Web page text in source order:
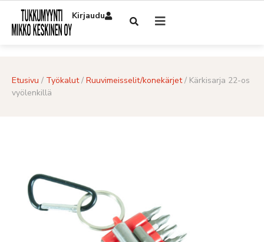
Kirjaudu
Etusivu / Työkalut/ Ruuvimeisselit/konekärjet/ Kärkisarja 22-os
vyölenkillä